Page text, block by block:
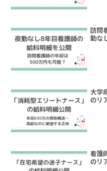
訪問
勤な
大学
のリ
看護
のリ